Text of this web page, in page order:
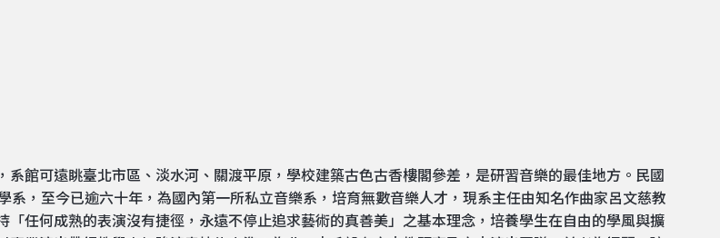
系館可遠眺臺北市區、淡水河、關渡平原，學校建築古色古香樓閣參差，是研習音樂的最佳地方。民國
系，至今已逾六十年，為國內第一所私立音樂系，培育無數音樂人才，現系主任由知名作曲家呂文慈教
「任何成熟的表演沒有捷徑，永遠不停止追求藝術的真善美」之基本理念，培養學生在自由的學風與擴